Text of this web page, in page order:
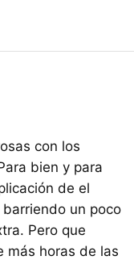
con los
bien y para
de el
un poco
Pero que
más horas de las